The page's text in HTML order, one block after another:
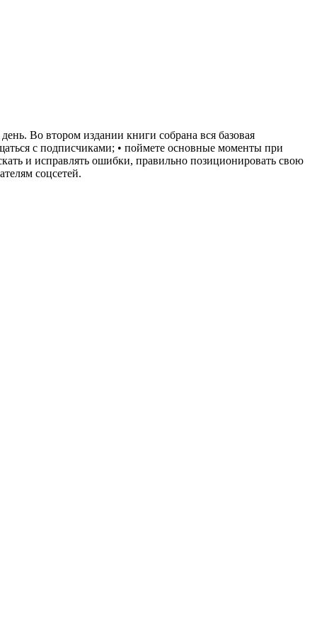
Во втором издании книги собрана вся базовая
с подписчиками; • поймете основные моменты при
и исправлять ошибки, правильно позиционировать свою
соцсетей.